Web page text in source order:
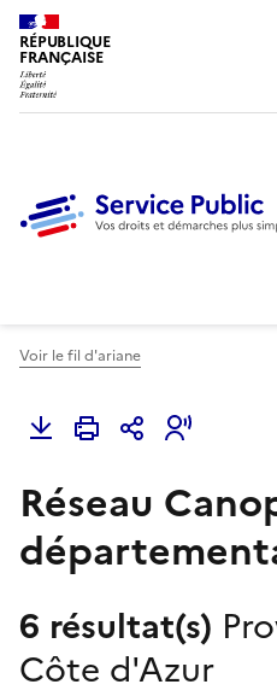
RÉPUBLIQUE
FRANÇAISE
Voir le fil d'ariane
Réseau
6 résultat(s)
Côte d'Azur